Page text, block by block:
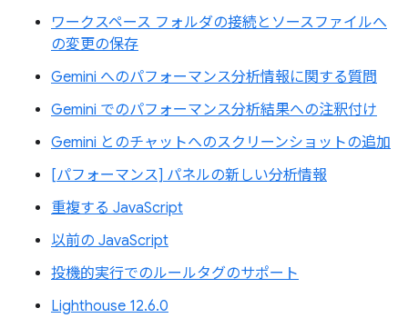
ワークスペース フォルダの接続とソースファイルへ
の変更の保存
Gemini へのパフォーマンス分析情報に関する質問
Gemini でのパフォーマンス分析結果への注釈付け
Gemini とのチャットへのスクリーンショットの追加
[パフォーマンス] パネルの新しい分析情報
重複する JavaScript
以前の JavaScript
投機的実行でのルールタグのサポート
Lighthouse 12.6.0